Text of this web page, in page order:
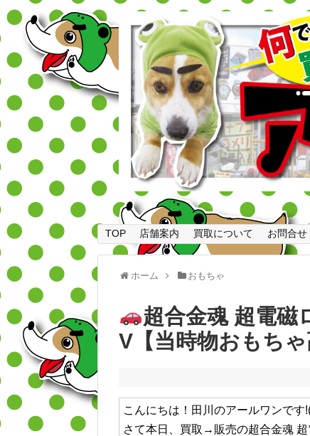
TOP 店舗案内 買取について お問合せ
ホーム おもちゃ
超合金魂 超電磁
V【当時物おもちゃ
こんにちは！田川のアールワンです
さて本日、買取→販売の超合金魂 超